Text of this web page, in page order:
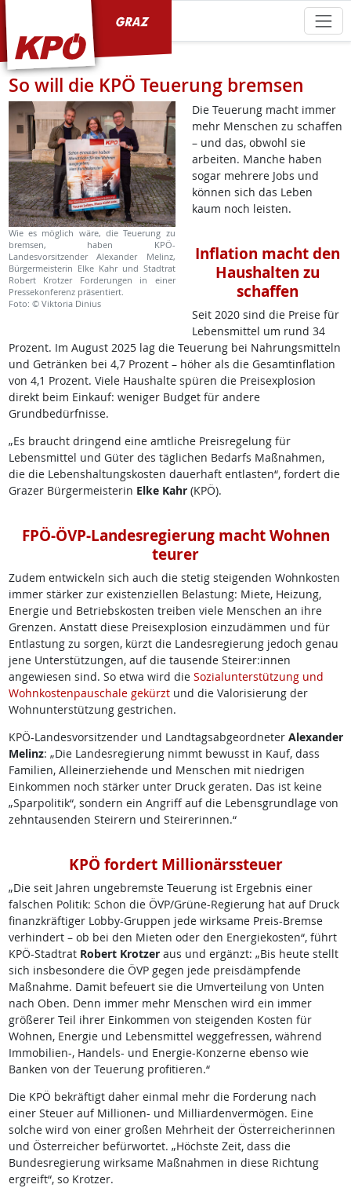
So will die KPÖ Teuerung bremsen
Wie es möglich wäre, die Teuerung zu
bremsen, haben KPÖ-
Landesvorsitzender Alexander Melinz,
Bürgermeisterin Elke Kahr und Stadtrat
Robert Krotzer Forderungen in einer
Pressekonferenz präsentiert.
Foto: © Viktoria Dinius
Die Teuerung macht immer
mehr Menschen zu schaffen
– und das, obwohl sie
arbeiten. Manche haben
sogar mehrere Jobs und
können sich das Leben
kaum noch leisten.
Inflation macht den
Haushalten zu
schaffen
Seit 2020 sind die Preise für
Lebensmittel um rund 34
Prozent. Im August 2025 lag die Teuerung bei Nahrungsmitteln
und Getränken bei 4,7 Prozent – höher als die Gesamtinflation
von 4,1 Prozent. Viele Haushalte spüren die Preisexplosion
direkt beim Einkauf: weniger Budget für andere
Grundbedürfnisse.
„Es braucht dringend eine amtliche Preisregelung für
Lebensmittel und Güter des täglichen Bedarfs Maßnahmen,
die die Lebenshaltungskosten dauerhaft entlasten“, fordert die
Grazer Bürgermeisterin Elke Kahr(KPÖ).
FPÖ-ÖVP-Landesregierung macht Wohnen
teurer
Zudem entwickeln sich auch die stetig steigenden Wohnkosten
immer stärker zur existenziellen Belastung: Miete, Heizung,
Energie und Betriebskosten treiben viele Menschen an ihre
Grenzen. Anstatt diese Preisexplosion einzudämmen und für
Entlastung zu sorgen, kürzt die Landesregierung jedoch genau
jene Unterstützungen, auf die tausende Steirer:innen
angewiesen sind. So etwa wird die Sozialunterstützung und
Wohnkostenpauschale gekürztund die Valorisierung der
Wohnunterstützung gestrichen.
KPÖ-Landesvorsitzender und Landtagsabgeordneter Alexander
Melinz: „Die Landesregierung nimmt bewusst in Kauf, dass
Familien, Alleinerziehende und Menschen mit niedrigen
Einkommen noch stärker unter Druck geraten. Das ist keine
„Sparpolitik“, sondern ein Angriff auf die Lebensgrundlage von
zehntausenden Steirern und Steirerinnen.“
KPÖ fordert Millionärssteuer
„Die seit Jahren ungebremste Teuerung ist Ergebnis einer
falschen Politik: Schon die ÖVP/Grüne-Regierung hat auf Druck
finanzkräftiger Lobby-Gruppen jede wirksame Preis-Bremse
verhindert – ob bei den Mieten oder den Energiekosten“, führt
KPÖ-Stadtrat Robert Krotzeraus und ergänzt: „Bis heute stellt
sich insbesondere die ÖVP gegen jede preisdämpfende
Maßnahme. Damit befeuert sie die Umverteilung von Unten
nach Oben. Denn immer mehr Menschen wird ein immer
größerer Teil ihrer Einkommen von steigenden Kosten für
Wohnen, Energie und Lebensmittel weggefressen, während
Immobilien-, Handels- und Energie-Konzerne ebenso wie
Banken von der Teuerung profitieren.“
Die KPÖ bekräftigt daher einmal mehr die Forderung nach
einer Steuer auf Millionen- und Milliardenvermögen. Eine
solche wird von einer großen Mehrheit der Österreicherinnen
und Österreicher befürwortet. „Höchste Zeit, dass die
Bundesregierung wirksame Maßnahmen in diese Richtung
ergreift“, so Krotzer.